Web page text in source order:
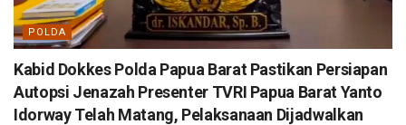
POLDA
Kabid Dokkes Polda Papua Barat Pastikan Persiapan
Autopsi Jenazah Presenter TVRI Papua Barat Yanto
Idorway Telah Matang, Pelaksanaan Dijadwalkan